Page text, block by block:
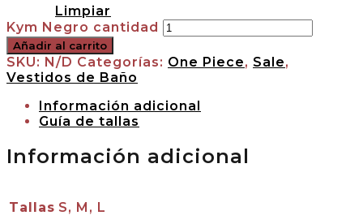
Limpiar
Kym Negro cantidad
Añadir al carrito
SKU: N/D Categorías: One Piece, Sale,
Vestidos de Baño
Información adicional
Guía de tallas
Información adicional
Tallas S, M, L